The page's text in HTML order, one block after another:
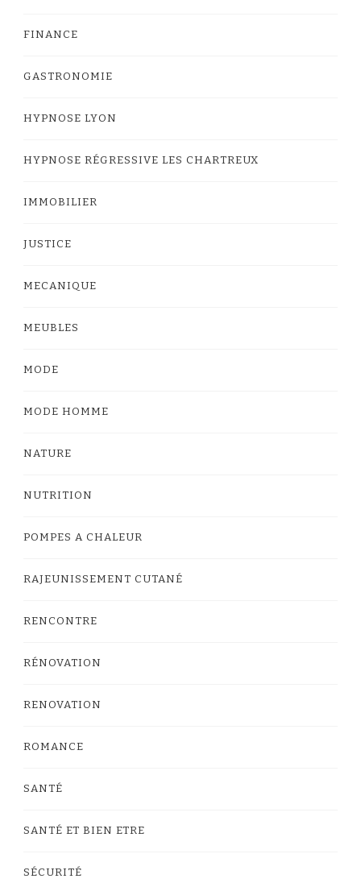
FINANCE
GASTRONOMIE
HYPNOSE LYON
HYPNOSE RÉGRESSIVE LES CHARTREUX
IMMOBILIER
JUSTICE
MECANIQUE
MEUBLES
MODE
MODE HOMME
NATURE
NUTRITION
POMPES A CHALEUR
RAJEUNISSEMENT CUTANÉ
RENCONTRE
RÉNOVATION
RENOVATION
ROMANCE
SANTÉ
SANTÉ ET BIEN ETRE
SÉCURITÉ